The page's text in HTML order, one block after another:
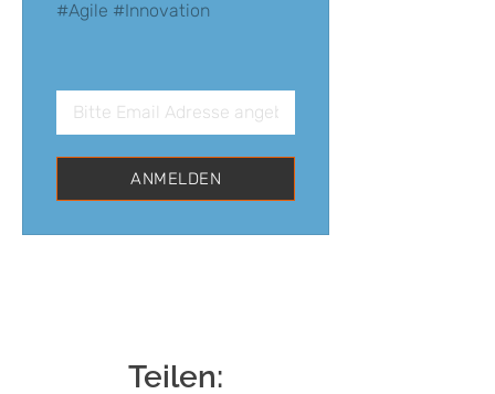
#Agile #Innovation
ANMELDEN
Teilen: